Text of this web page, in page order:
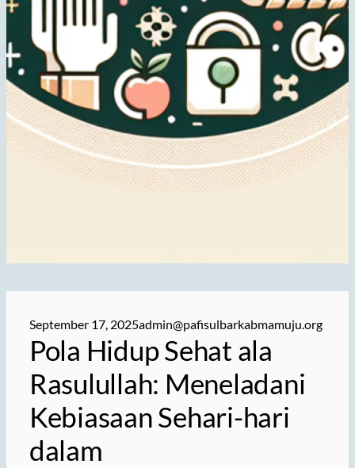
September 17, 2025admin@pafisulbarkabmamuju.org
Pola Hidup Sehat ala
Rasulullah: Meneladani
Kebiasaan Sehari-hari
dalam